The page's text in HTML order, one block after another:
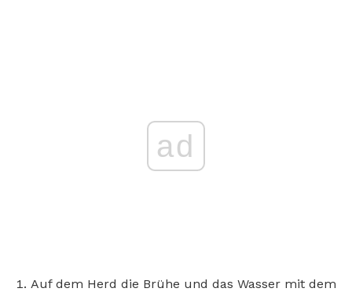
ad
Auf dem Herd die Brühe und das Wasser mit dem